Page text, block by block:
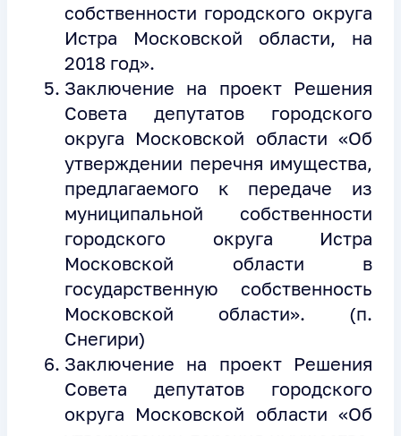
собственности городского округа
Истра Московской области, на
2018 год».
Заключение на проект Решения
Совета депутатов городского
округа Московской области «Об
утверждении перечня имущества,
предлагаемого к передаче из
муниципальной собственности
городского округа Истра
Московской области в
государственную собственность
Московской области». (п.
Снегири)
Заключение на проект Решения
Совета депутатов городского
округа Московской области «Об